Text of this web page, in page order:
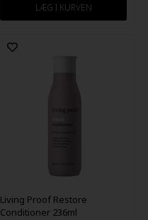
Living Proof Restore
Conditioner 236ml